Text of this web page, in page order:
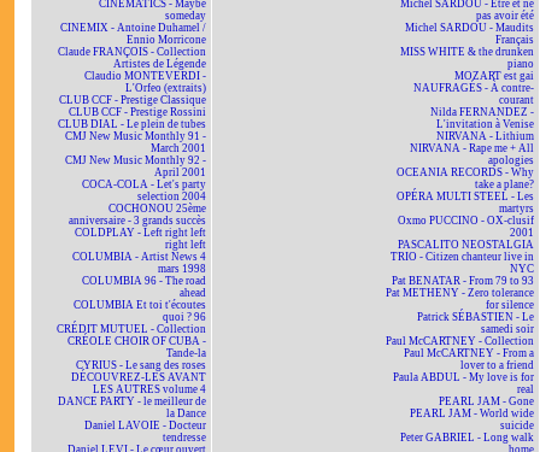
CINEMATICS - Maybe
someday
CINEMIX - Antoine Duhamel /
Ennio Morricone
Claude FRANÇOIS - Collection
Artistes de Légende
Claudio MONTEVERDI -
L'Orfeo (extraits)
CLUB CCF - Prestige Classique
CLUB CCF - Prestige Rossini
CLUB DIAL - Le plein de tubes
CMJ New Music Monthly 91 -
March 2001
CMJ New Music Monthly 92 -
April 2001
COCA-COLA - Let's party
selection 2004
COCHONOU 25ème
anniversaire - 3 grands succès
COLDPLAY - Left right left
right left
COLUMBIA - Artist News 4
mars 1998
COLUMBIA 96 - The road
ahead
COLUMBIA Et toi t'écoutes
quoi ? 96
CRÉDIT MUTUEL - Collection
CRÉOLE CHOIR OF CUBA -
Tande-la
CYRIUS - Le sang des roses
DÉCOUVREZ-LES AVANT
LES AUTRES volume 4
DANCE PARTY - le meilleur de
la Dance
Daniel LAVOIE - Docteur
tendresse
Daniel LEVI - Le cœur ouvert
Michel SARDOU - Être et ne
pas avoir été
Michel SARDOU - Maudits
Français
MISS WHITE & the drunken
piano
MOZART est gai
NAUFRAGÉS - À contre-
courant
Nilda FERNANDEZ -
L'invitation à Venise
NIRVANA - Lithium
NIRVANA - Rape me + All
apologies
OCEANIA RECORDS - Why
take a plane?
OPÉRA MULTI STEEL - Les
martyrs
Oxmo PUCCINO - OX-clusif
2001
PASCALITO NEOSTALGIA
TRIO - Citizen chanteur live in
NYC
Pat BENATAR - From 79 to 93
Pat METHENY - Zero tolerance
for silence
Patrick SÉBASTIEN - Le
samedi soir
Paul McCARTNEY - Collection
Paul McCARTNEY - From a
lover to a friend
Paula ABDUL - My love is for
real
PEARL JAM - Gone
PEARL JAM - World wide
suicide
Peter GABRIEL - Long walk
home